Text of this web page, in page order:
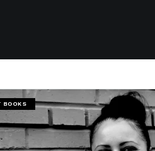
BOOKS